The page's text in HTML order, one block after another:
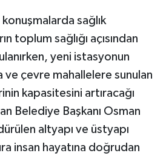
sağlık
toplum sağlığı açısından
yeni istasyonun
ve çevre mahallelere sunulan
kapasitesini artıracağı
Belediye Başkanı Osman
altyapı ve üstyapı
insan hayatına doğrudan